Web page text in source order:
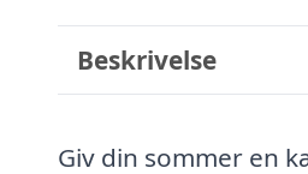
Beskrivelse
Giv din sommer en